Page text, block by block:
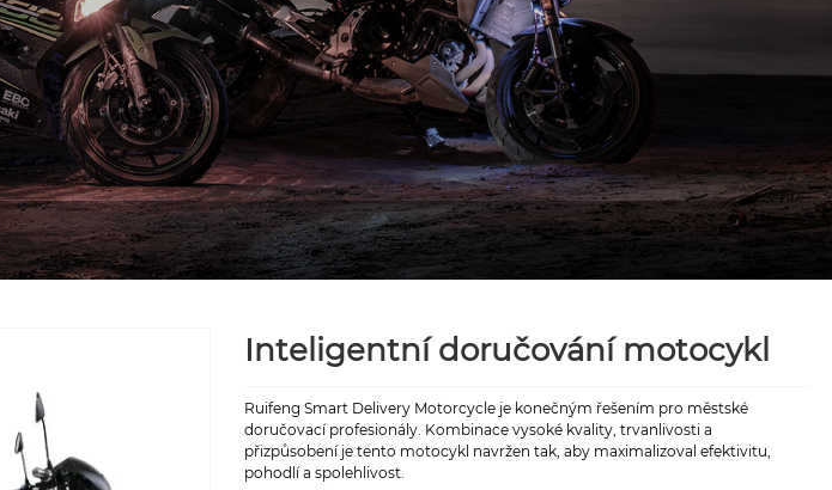
Inteligentní doručování motocykl
Ruifeng Smart Delivery Motorcycle je konečným řešením pro městské
doručovací profesionály. Kombinace vysoké kvality, trvanlivosti a
přizpůsobení je tento motocykl navržen tak, aby maximalizoval efektivitu,
pohodlí a spolehlivost.